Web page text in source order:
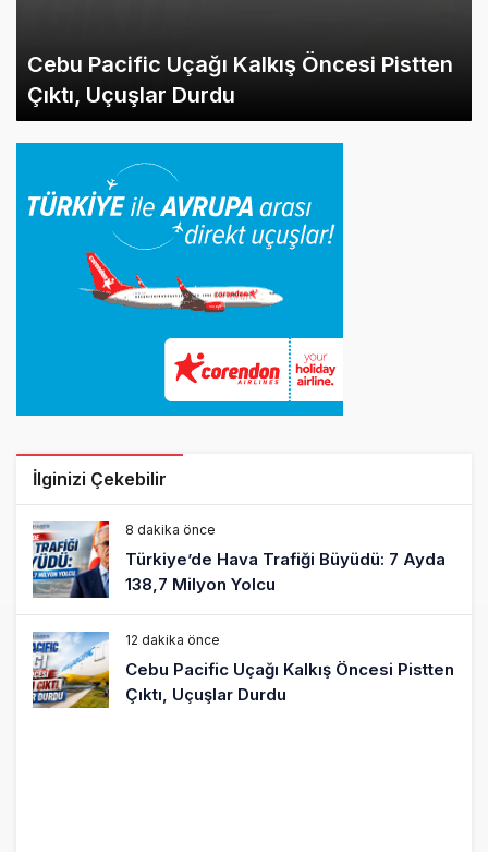
Cebu Pacific Uçağı Kalkış Öncesi Pistten
Çıktı, Uçuşlar Durdu
İlginizi Çekebilir
8 dakika önce
Türkiye’de Hava Trafiği Büyüdü: 7 Ayda
138,7 Milyon Yolcu
12 dakika önce
Cebu Pacific Uçağı Kalkış Öncesi Pistten
Çıktı, Uçuşlar Durdu